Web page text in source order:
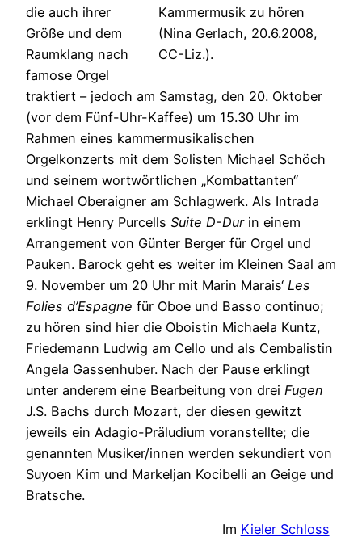
Kammermusik zu hören
(Nina Gerlach, 20.6.2008,
CC-Liz.).
die auch ihrer
Größe und dem
Raumklang nach
famose Orgel
traktiert – jedoch am Samstag, den 20. Oktober
(vor dem Fünf-Uhr-Kaffee) um 15.30 Uhr im
Rahmen eines kammermusikalischen
Orgelkonzerts mit dem Solisten Michael Schöch
und seinem wortwörtlichen „Kombattanten“
Michael Oberaigner am Schlagwerk. Als Intrada
erklingt Henry Purcells Suite D-Durin einem
Arrangement von Günter Berger für Orgel und
Pauken. Barock geht es weiter im Kleinen Saal am
9. November um 20 Uhr mit Marin Marais‘ Les
Folies d’Espagne für Oboe und Basso continuo;
zu hören sind hier die Oboistin Michaela Kuntz,
Friedemann Ludwig am Cello und als Cembalistin
Angela Gassenhuber. Nach der Pause erklingt
unter anderem eine Bearbeitung von drei Fugen
J.S. Bachs durch Mozart, der diesen gewitzt
jeweils ein Adagio-Präludium voranstellte; die
genannten Musiker/innen werden sekundiert von
Suyoen Kim und Markeljan Kocibelli an Geige und
Bratsche.
Im Kieler Schloss